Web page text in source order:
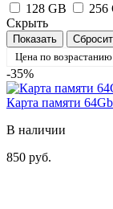
128 GB
256
Скрыть
Цена по возрастанию
-35%
Карта памяти
В наличии
850 руб.